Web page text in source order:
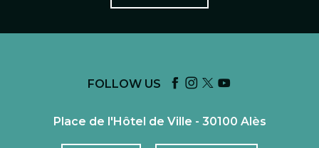
FOLLOW US
Place de l'Hôtel de Ville - 30100 Alès